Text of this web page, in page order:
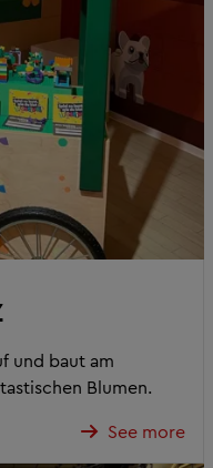
und baut am
Blumen.
See more